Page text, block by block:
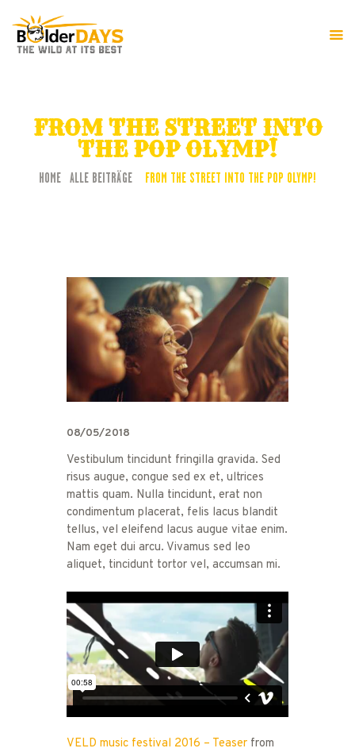
FROM THE STREET INTO
THE POP OLYMP!
HOME ALLE BEITRÄGE FROM THE STREET INTO THE POP OLYMP!
FESTIVAL-INFO
PROGRAMM
08/05/2018
Vestibulum tincidunt fringilla gravida. Sed
risus augue, congue sed ex et, ultrices
mattis quam. Nulla tincidunt, erat non
condimentum placerat, felis lacus blandit
tellus, vel eleifend lacus augue vitae enim.
Nam eget dui arcu. Vivamus sed leo
aliquet, tincidunt tortor vel, accumsan mi.
VELD music festival 2016 – Teaser from